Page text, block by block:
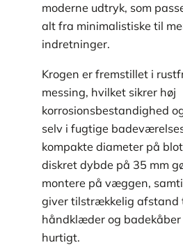
moderne udtryk, som
alt fra minimalistiske til
indretninger.
Krogen er fremstillet i
messing, hvilket sikrer høj
korrosionsbestandighed
selv i fugtige
kompakte diameter på
diskret dybde på 35 mm
montere på væggen,
giver tilstrækkelig afstand
håndklæder og badekåber
hurtigt.